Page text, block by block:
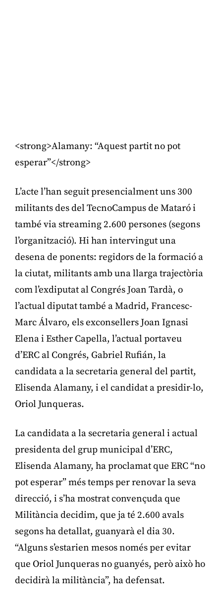
<strong>Alamany: “Aquest partit no pot
esperar”</strong>
L’acte l’han seguit presencialment uns 300
militants des del TecnoCampus de Mataró i
també via streaming 2.600 persones (segons
l’organització). Hi han intervingut una
desena de ponents: regidors de la formació a
la ciutat, militants amb una llarga trajectòria
com l’exdiputat al Congrés Joan Tardà, o
l’actual diputat també a Madrid, Francesc-
Marc Álvaro, els exconsellers Joan Ignasi
Elena i Esther Capella, l’actual portaveu
d’ERC al Congrés, Gabriel Rufián, la
candidata a la secretaria general del partit,
Elisenda Alamany, i el candidat a presidir-lo,
Oriol Junqueras.
La candidata a la secretaria general i actual
presidenta del grup municipal d’ERC,
Elisenda Alamany, ha proclamat que ERC “no
pot esperar” més temps per renovar la seva
direcció, i s’ha mostrat convençuda que
Militància decidim, que ja té 2.600 avals
segons ha detallat, guanyarà el dia 30.
“Alguns s’estarien mesos només per evitar
que Oriol Junqueras no guanyés, però això ho
decidirà la militància”, ha defensat.